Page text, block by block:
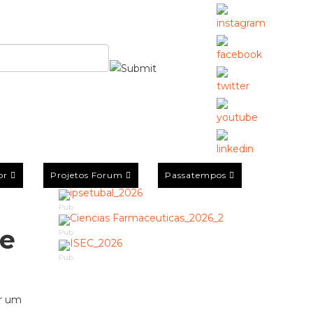
Projetos Forum Passatempos
um
Pub
Pub
Pub